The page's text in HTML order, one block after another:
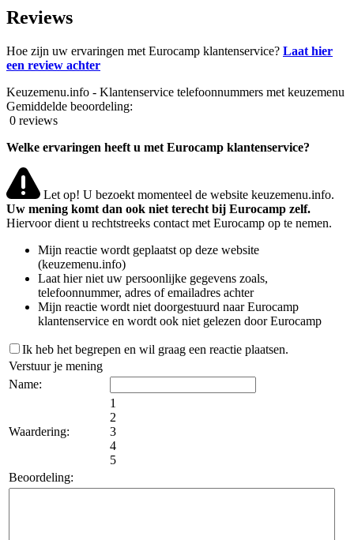
Reviews
Hoe zijn uw ervaringen met Eurocamp klantenservice? Laat hier
een review achter
Keuzemenu.info - Klantenservice telefoonnummers met keuzemenu
Gemiddelde beoordeling:
0 reviews
Welke ervaringen heeft u met Eurocamp klantenservice?
Let op! U bezoekt momenteel de website keuzemenu.info.
Uw mening komt dan ook niet terecht bij Eurocamp zelf.
Hiervoor dient u rechtstreeks contact met Eurocamp op te nemen.
Mijn reactie wordt geplaatst op deze website
(keuzemenu.info)
Laat hier niet uw persoonlijke gegevens zoals,
telefoonnummer, adres of emailadres achter
Mijn reactie wordt niet doorgestuurd naar Eurocamp
klantenservice en wordt ook niet gelezen door Eurocamp
Ik heb het begrepen en wil graag een reactie plaatsen.
Verstuur je mening
Name:
Waardering:
1
2
3
4
5
Beoordeling: